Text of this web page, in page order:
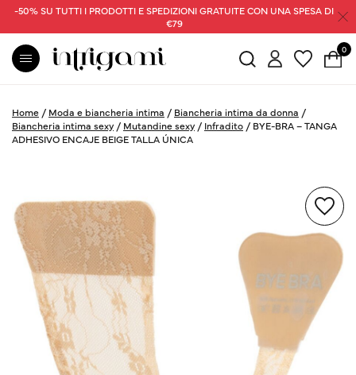
-50% SU TUTTI I PRODOTTI E SPEDIZIONI GRATUITE CON UNA SPESA DI
€79
0
Home / Moda e biancheria intima / Biancheria intima da donna /
Biancheria intima sexy / Mutandine sexy / Infradito / BYE-BRA – TANGA
ADHESIVO ENCAJE BEIGE TALLA ÚNICA